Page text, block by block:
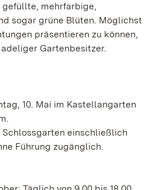
mehrfarbige,
sogar grüne Blüten. Möglichst
präsentieren zu können,
Gartenbesitzer.
10. Mai im Kastellangarten
einschließlich
Führung zugänglich.